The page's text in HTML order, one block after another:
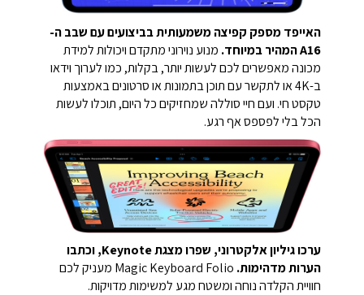
האייפד מספק קפיצה משמעותית בביצועים עם שבב ה-
A16 המהיר במיוחד.
מנוע נוירוני מתקדם ויכולות למידת
מכונה מאפשרים לכם לעשות יותר, בקלות, כמו לערוך וידאו
ב-4K או לתקשר עם תוכן בתמונות או סרטונים באמצעות
טקסט חי. ועם חיי סוללה שמחזיקים כל היום, תוכלו לעשות
הכל בלי לפספס אף רגע.
ערכו גיליון אלקטרוני, שפרו מצגת Keynote, וכתבו
הערות מדהימות.
Magic Keyboard Folio מעניק לכם
חוויית הקלדה נוחה ומשטח מגע למשימות מדויקות.